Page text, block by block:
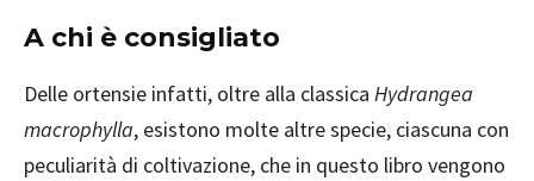
A chi è consigliato
Delle ortensie infatti, oltre alla classica Hydrangea
macrophylla, esistono molte altre specie, ciascuna con
peculiarità di coltivazione, che in questo libro vengono